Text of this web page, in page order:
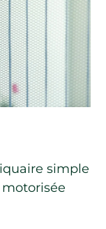
simple